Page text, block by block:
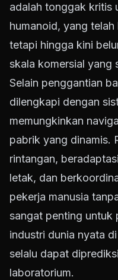
adalah tonggak kritis
humanoid, yang
tetapi hingga kini
skala komersial yang
Selain penggantian
dilengkapi dengan
memungkinkan
pabrik yang dinamis.
rintangan,
letak, dan
pekerja manusia
sangat penting untuk
industri dunia nyata
selalu dapat
laboratorium.